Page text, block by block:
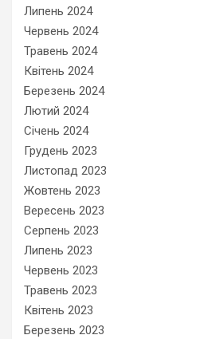
Липень 2024
Червень 2024
Травень 2024
Квітень 2024
Березень 2024
Лютий 2024
Січень 2024
Грудень 2023
Листопад 2023
Жовтень 2023
Вересень 2023
Серпень 2023
Липень 2023
Червень 2023
Травень 2023
Квітень 2023
Березень 2023